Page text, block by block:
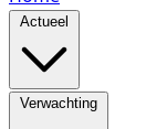
Actueel
Verwachting